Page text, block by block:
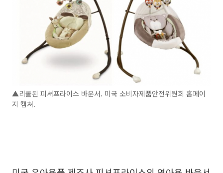
▲리콜된 피셔프라이스 바운서. 미국 소비자제품안전위원회 홈페이
지 캡쳐.